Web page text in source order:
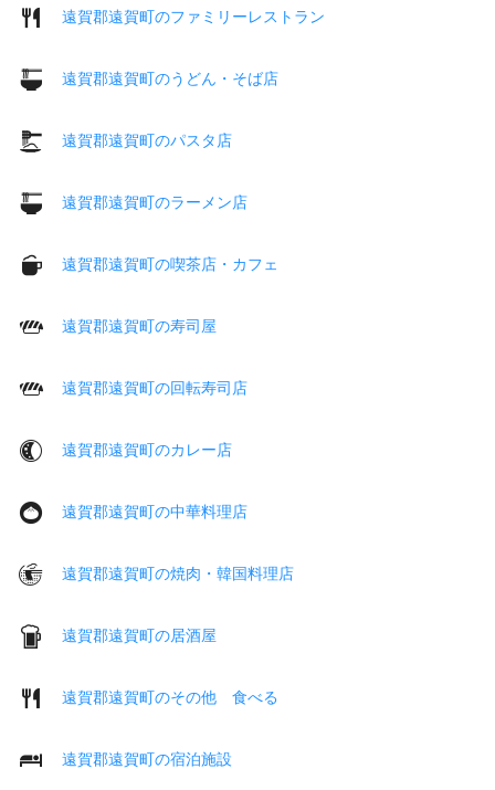
遠賀郡遠賀町のファミリーレストラン
遠賀郡遠賀町のうどん・そば店
遠賀郡遠賀町のパスタ店
遠賀郡遠賀町のラーメン店
遠賀郡遠賀町の喫茶店・カフェ
遠賀郡遠賀町の寿司屋
遠賀郡遠賀町の回転寿司店
遠賀郡遠賀町のカレー店
遠賀郡遠賀町の中華料理店
遠賀郡遠賀町の焼肉・韓国料理店
遠賀郡遠賀町の居酒屋
遠賀郡遠賀町のその他 食べる
遠賀郡遠賀町の宿泊施設